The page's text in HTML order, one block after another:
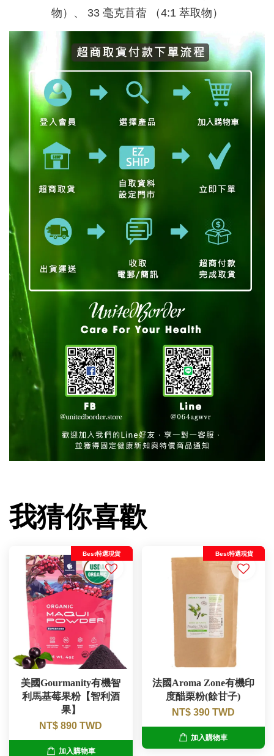
物）、 33 毫克苜蓿 （4:1 萃取物）
我猜你喜歡
Best特選現貨
美國Gourmanity有機智
利馬基莓果粉【智利酒
果】
NT$ 890 TWD
加入購物車
Best特選現貨
法國Aroma Zone有機印
度醋栗粉(餘甘子)
NT$ 390 TWD
加入購物車